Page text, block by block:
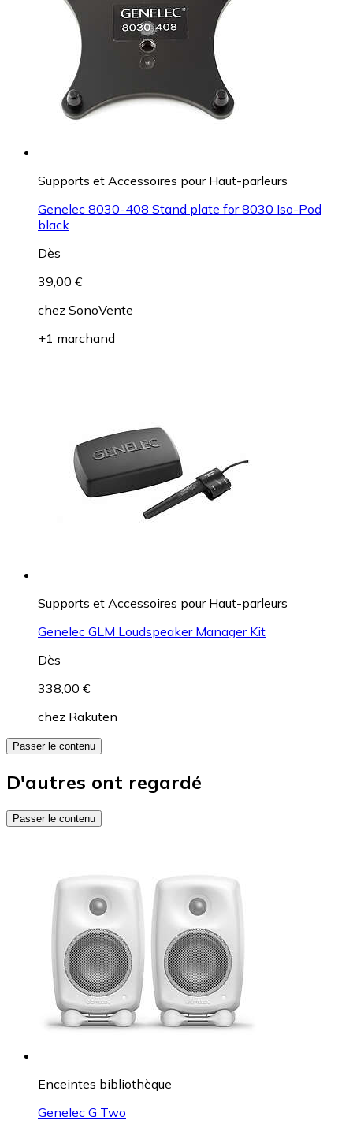
Supports et Accessoires pour Haut-parleurs
Genelec 8030-408 Stand plate for 8030 Iso-Pod
black
Dès
39,00 €
chez SonoVente
+1 marchand
Supports et Accessoires pour Haut-parleurs
Genelec GLM Loudspeaker Manager Kit
Dès
338,00 €
chez Rakuten
Passer le contenu
D'autres ont regardé
Passer le contenu
Enceintes bibliothèque
Genelec G Two